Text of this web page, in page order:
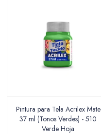
Pintura para Tela Acrilex Mate
37 ml (Tonos Verdes) - 510
Verde Hoja